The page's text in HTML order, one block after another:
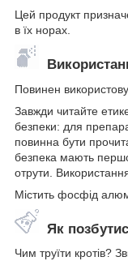
Цей продукт
в їх норах.
Повинен
Завжди читайте
безпеки: для
повинна бути
безпека мають
отрути.
Містить фосфід
Як
Чим труїти кротів?